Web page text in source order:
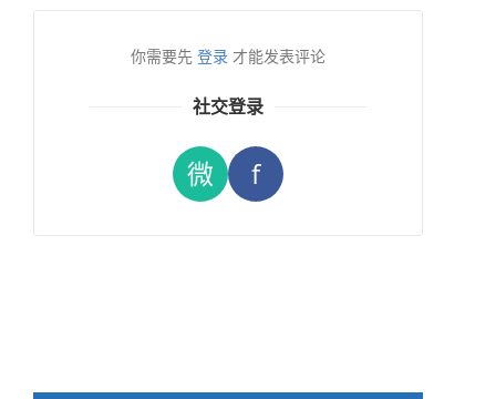
你需要先 登录 才能发表评论
社交登录
微 f